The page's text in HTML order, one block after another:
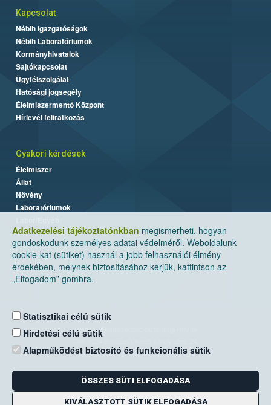
Adatkezelési tájékoztatónkban megismerheti, hogyan
gondoskodunk személyes adatai védelméről. Weboldalunk
cookie-kat (sütiket) használ a jobb felhasználói élmény
érdekében, melynek biztosításához kérjük, kattintson az
„Elfogadom” gombra.
Statisztikai célú sütik
Hirdetési célú sütik
Alapműködést biztosító és funkcionális sütik
ÖSSZES SÜTI ELFOGADÁSA
KIVÁLASZTOTT SÜTIK ELFOGADÁSA
Kapcsolat
Nébih Igazgatóságok
Nébih Laboratóriumok
Kormányhivatalok
Sajtókapcsolat
Ügyfélszolgálat
Hatósági jogsegély
Élelmiszermentő Központ
Hírlevél feliratkozás
Gyakori kérdések
Élelmiszer
Állat
Növény
Laboratóriumok
Nemzeti Élelmiszerlánc-biztonsági Hivatal
Levelezési cím: 1525 Budapest. Pf. 30.
E-mail:ugyfelszolgalat@nebih.gov.hu
Zöld szám: 06-80/263-244